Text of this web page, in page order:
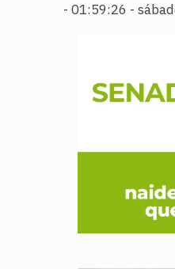
- 01:59:28 -